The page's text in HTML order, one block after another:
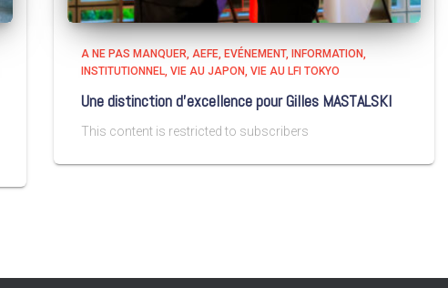
A NE PAS MANQUER AEFE EVÉNEMENT
INFORMATION
INSTITUTIONNEL VIE AU JAPON VIE AU LFI TOKYO
Une distinction d’excellence pour Gilles MASTALSKI
This content is restricted to subscribers